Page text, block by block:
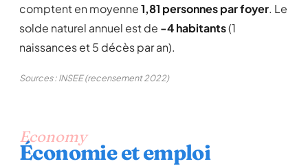
comptent en moyenne1,81 personnes par foyer. Le
solde naturel annuel est de -4 habitants(1
naissances et 5 décès par an).
Sources : INSEE (recensement 2022)
Economy
Économie et emploi